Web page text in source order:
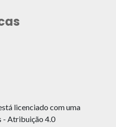
licenciado com uma
- Atribuição 4.0